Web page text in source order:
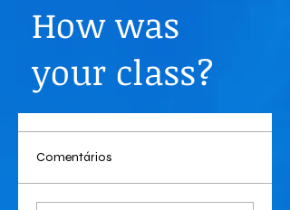
How was
your class?
Comentários